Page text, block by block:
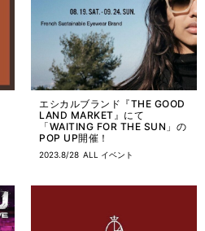
エシカルブランド『THE GOOD
LAND MARKET』にて
「WAITING FOR THE SUN」の
POP UP開催！
2023.8/28 ALL イベント